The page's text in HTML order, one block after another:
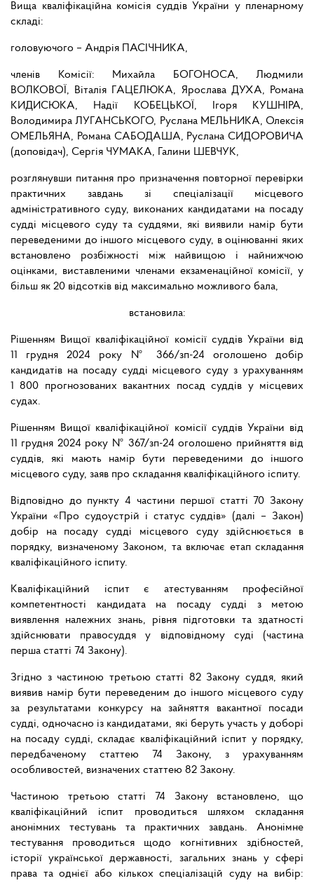
Вища кваліфікаційна комісія суддів України у пленарному
складі:
головуючого – Андрія ПАСІЧНИКА,
членів Комісії: Михайла БОГОНОСА, Людмили
ВОЛКОВОЇ, Віталія ГАЦЕЛЮКА, Ярослава ДУХА, Романа
КИДИСЮКА, Надії КОБЕЦЬКОЇ, Ігоря КУШНІРА,
Володимира ЛУГАНСЬКОГО, Руслана МЕЛЬНИКА, Олексія
ОМЕЛЬЯНА, Романа САБОДАША, Руслана СИДОРОВИЧА
(доповідач), Сергія ЧУМАКА, Галини ШЕВЧУК,
розглянувши питання про призначення повторної перевірки
практичних завдань зі спеціалізації місцевого
адміністративного суду, виконаних кандидатами на посаду
судді місцевого суду та суддями, які виявили намір бути
переведеними до іншого місцевого суду, в оцінюванні яких
встановлено розбіжності між найвищою і найнижчою
оцінками, виставленими членами екзаменаційної комісії, у
більш як 20 відсотків від максимально можливого бала,
встановила:
Рішенням Вищої кваліфікаційної комісії суддів України від
11 грудня 2024 року № 366/зп-24 оголошено добір
кандидатів на посаду судді місцевого суду з урахуванням
1 800 прогнозованих вакантних посад суддів у місцевих
судах.
Рішенням Вищої кваліфікаційної комісії суддів України від
11 грудня 2024 року № 367/зп-24 оголошено прийняття від
суддів, які мають намір бути переведеними до іншого
місцевого суду, заяв про складання кваліфікаційного іспиту.
Відповідно до пункту 4 частини першої статті 70 Закону
України «Про судоустрій і статус суддів» (далі – Закон)
добір на посаду судді місцевого суду здійснюється в
порядку, визначеному Законом, та включає етап складання
кваліфікаційного іспиту.
Кваліфікаційний іспит є атестуванням професійної
компетентності кандидата на посаду судді з метою
виявлення належних знань, рівня підготовки та здатності
здійснювати правосуддя у відповідному суді (частина
перша статті 74 Закону).
Згідно з частиною третьою статті 82 Закону суддя, який
виявив намір бути переведеним до іншого місцевого суду
за результатами конкурсу на зайняття вакантної посади
судді, одночасно із кандидатами, які беруть участь у доборі
на посаду судді, складає кваліфікаційний іспит у порядку,
передбаченому статтею 74 Закону, з урахуванням
особливостей, визначених статтею 82 Закону.
Частиною третьою статті 74 Закону встановлено, що
кваліфікаційний іспит проводиться шляхом складання
анонімних тестувань та практичних завдань. Анонімне
тестування проводиться щодо когнітивних здібностей,
історії української державності, загальних знань у сфері
права та однієї або кількох спеціалізацій суду на вибір: